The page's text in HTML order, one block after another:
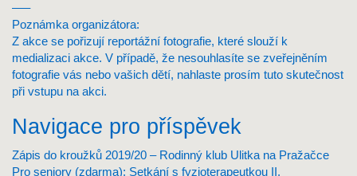
—–
Poznámka organizátora:
Z akce se pořizují reportážní fotografie, které slouží k
medializaci akce. V případě, že nesouhlasíte se zveřejněním
fotografie vás nebo vašich dětí, nahlaste prosím tuto skutečnost
při vstupu na akci.
Navigace pro příspěvek
Zápis do kroužků 2019/20 – Rodinný klub Ulitka na Pražačce
Pro seniory (zdarma): Setkání s fyzioterapeutkou II.